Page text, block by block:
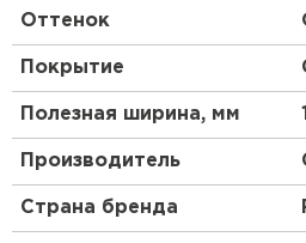
Оттенок
Покрытие
Полезная ширина, мм
Производитель
Страна бренда